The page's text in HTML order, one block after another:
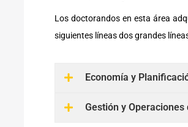
Los doctorandos en esta área
siguientes líneas dos grandes
Economía y
Gestión y